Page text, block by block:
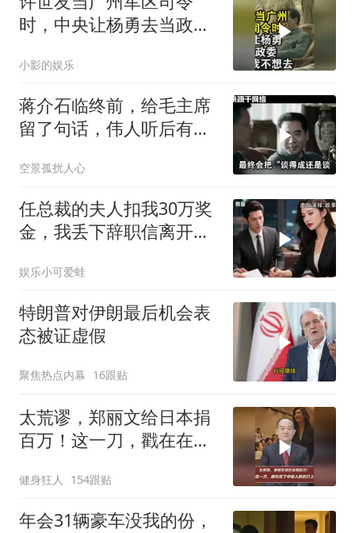
时，中央让杨勇去当政
小影的娱乐
蒋介石临终前，给毛主席
留了句话，伟人听后有什
空景孤扰人心
任总裁的夫人扣我30万奖
金，我丢下辞职信离开，
你签约
娱乐小可爱蛙
特朗普对伊朗最后机会表
态被证虚假
聚焦热点内幕 16跟贴
太荒谬，郑丽文给日本捐
百万！这一刀，戳在在了
健身狂人 154跟贴
年会31辆豪车没我的份，